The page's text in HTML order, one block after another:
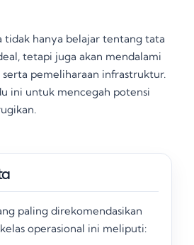
tidak hanya belajar tentang tata
tetapi juga akan mendalami
serta pemeliharaan infrastruktur.
ini untuk mencegah potensi
paling direkomendasikan
operasional ini meliputi: